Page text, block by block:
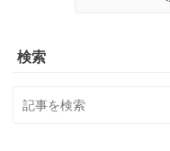
検索